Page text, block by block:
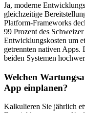
Ja, moderne
gleichzeitige
Platform-Frameworks
99 Prozent des
Entwicklungskosten um
getrennten nativen
beiden Systemen
Welchen
App einplanen?
Kalkulieren Sie jährlich